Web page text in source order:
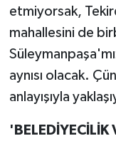
etmiyorsak,
mahallesini de
aynısı olacak.
anlayışıyla
'BELEDİYECİLİK